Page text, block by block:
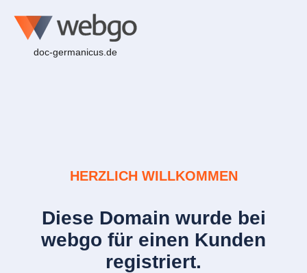
doc-germanicus.de
HERZLICH WILLKOMMEN
Diese Domain wurde bei
webgo für einen Kunden
registriert.